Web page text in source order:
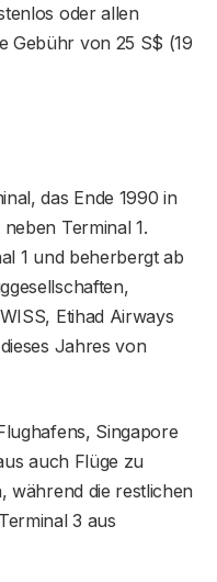
oder allen
Gebühr von 25 S$ (19
das Ende 1990 in
Terminal 1.
1 und beherbergt ab
Etihad Airways
Jahres von
Singapore
auch Flüge zu
während die restlichen
3 aus